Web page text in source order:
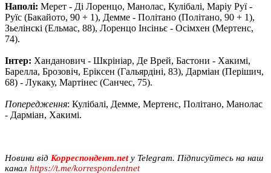
Наполі: Мерет - Ді Лоренцо, Манолас, Кулібалі, Маріу Руї -
Руїс (Бакайото, 90 + 1), Демме - Політано (Політано, 90 + 1),
Зьелінскі (Ельмас, 88), Лоренцо Інсіньє - Осімхен (Мертенс,
74).
Інтер: Ханданович - Шкрініар, Де Врей, Бастони - Хакимі,
Барелла, Брозовіч, Еріксен (Гальярдіні, 83), Дарміан (Перішич,
68) - Лукаку, Мартінес (Санчес, 75).
Попередження: Кулібалі, Демме, Мертенс, Політано, Манолас
- Дарміан, Хакимі.
Новини від Корреспондент.netу Telegram. Підписуйтесь на наш
канал https://t.me/korrespondentnet